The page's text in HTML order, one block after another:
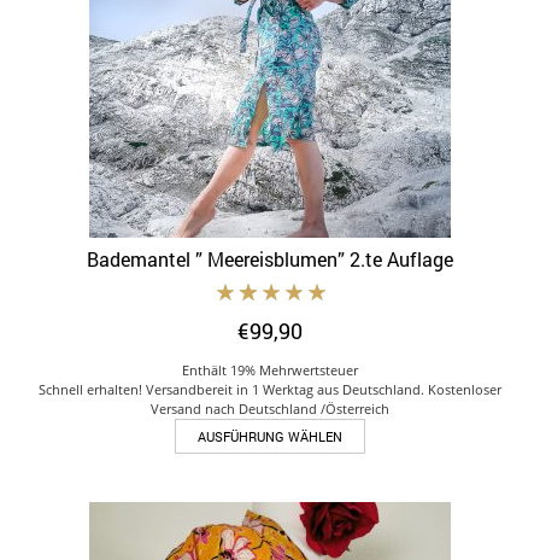
Bademantel ” Meereisblumen” 2.te Auflage
€99,90
Enthält 19% Mehrwertsteuer
Schnell erhalten! Versandbereit in 1 Werktag aus Deutschland. Kostenloser
Versand nach Deutschland /Österreich
AUSFÜHRUNG WÄHLEN
Produkt
mehrere
Varianten